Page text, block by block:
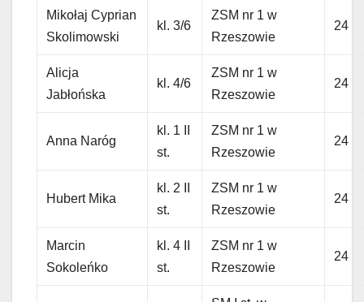
Mikołaj Cyprian
Skolimowski
kl. 3/6
ZSM nr 1 w
Rzeszowie
24
Alicja
Jabłońska
kl. 4/6
ZSM nr 1 w
Rzeszowie
24
Anna Naróg
kl. 1 II
st.
ZSM nr 1 w
Rzeszowie
24
Hubert Mika
kl. 2 II
st.
ZSM nr 1 w
Rzeszowie
24
Marcin
Sokoleńko
kl. 4 II
st.
ZSM nr 1 w
Rzeszowie
24